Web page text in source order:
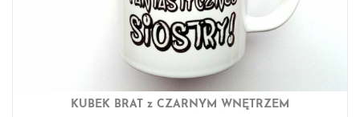
KUBEK BRAT z CZARNYM WNĘTRZEM